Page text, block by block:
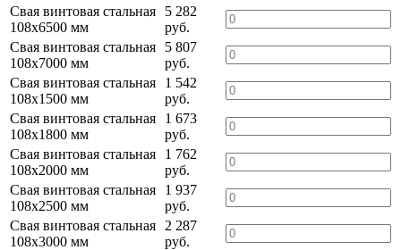
Свая винтовая стальная
108х6500 мм
5 282
руб.
Свая винтовая стальная
108х7000 мм
5 807
руб.
Свая винтовая стальная
108х1500 мм
1 542
руб.
Свая винтовая стальная
108х1800 мм
1 673
руб.
Свая винтовая стальная
108х2000 мм
1 762
руб.
Свая винтовая стальная
108х2500 мм
1 937
руб.
Свая винтовая стальная
108х3000 мм
2 287
руб.